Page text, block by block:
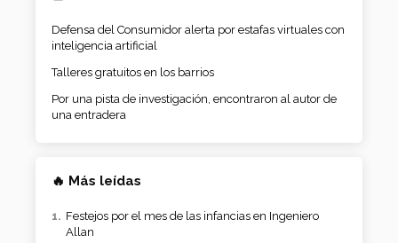
Defensa del Consumidor alerta por estafas virtuales con
inteligencia artificial
Talleres gratuitos en los barrios
Por una pista de investigación, encontraron al autor de
una entradera
🔥 Más leídas
Festejos por el mes de las infancias en Ingeniero
Allan